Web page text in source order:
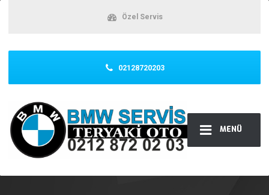
MENÜ
Özel Servis
02128720203